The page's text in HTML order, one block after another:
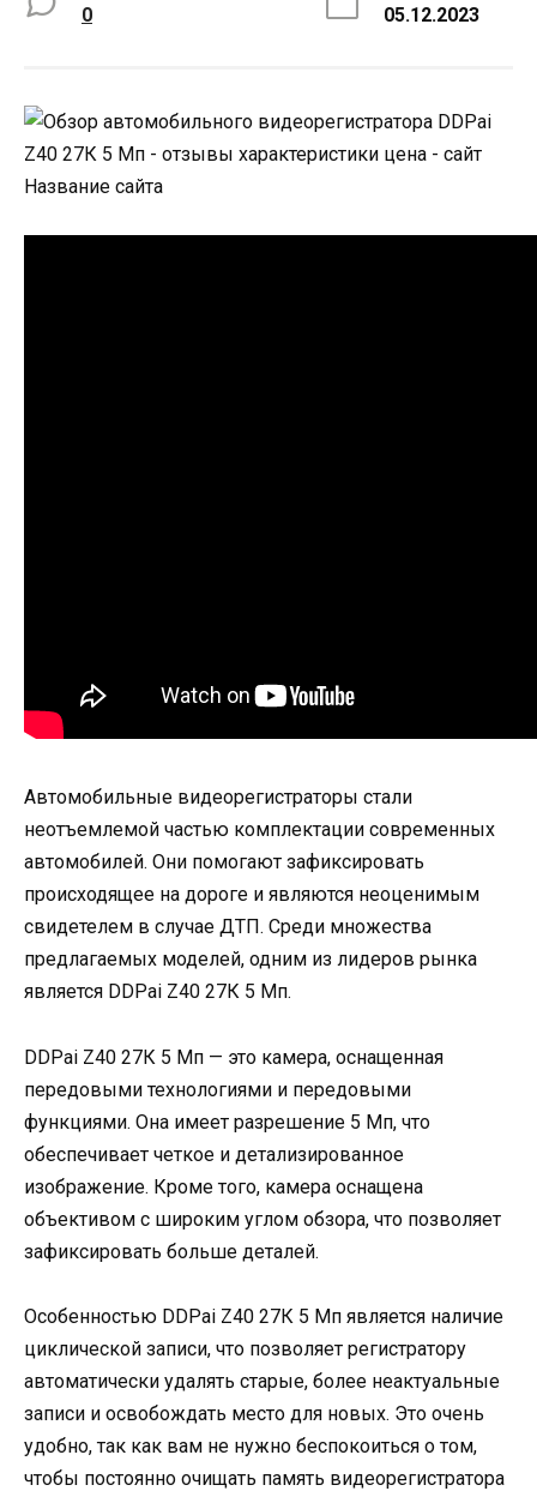
0 05.12.2023
Автомобильные видеорегистраторы стали
неотъемлемой частью комплектации современных
автомобилей. Они помогают зафиксировать
происходящее на дороге и являются неоценимым
свидетелем в случае ДТП. Среди множества
предлагаемых моделей, одним из лидеров рынка
является DDPai Z40 27К 5 Мп.
DDPai Z40 27К 5 Мп — это камера, оснащенная
передовыми технологиями и передовыми
функциями. Она имеет разрешение 5 Мп, что
обеспечивает четкое и детализированное
изображение. Кроме того, камера оснащена
объективом с широким углом обзора, что позволяет
зафиксировать больше деталей.
Особенностью DDPai Z40 27К 5 Мп является наличие
циклической записи, что позволяет регистратору
автоматически удалять старые, более неактуальные
записи и освобождать место для новых. Это очень
удобно, так как вам не нужно беспокоиться о том,
чтобы постоянно очищать память видеорегистратора